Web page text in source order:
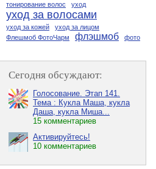
тонирование волос
уход
уход за волосами
уход за кожей
уход за лицом
Флешмоб ФотоЧарм
флэшмоб фото
Сегодня обсуждают:
Голосование. Этап 141.
Тема : Кукла Маша, кукла
Даша, кукла Миша...
15 комментариев
Активируйтесь!
10 комментариев